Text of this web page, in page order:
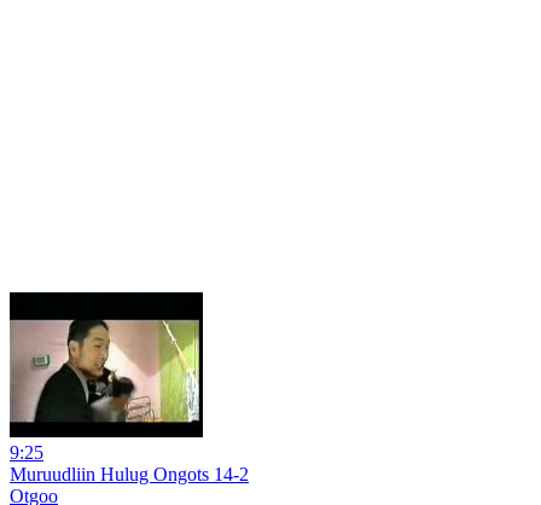
9:25
Muruudliin Hulug Ongots 14-2
Otgoo